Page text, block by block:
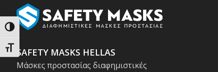
Εναλλαγή Υψηλής Αντίθεσης
Εναλλαγή Μεγέθους Γραμμάτων
SAFETY MASKS HELLAS
Μάσκες προστασίας διαφημιστικές